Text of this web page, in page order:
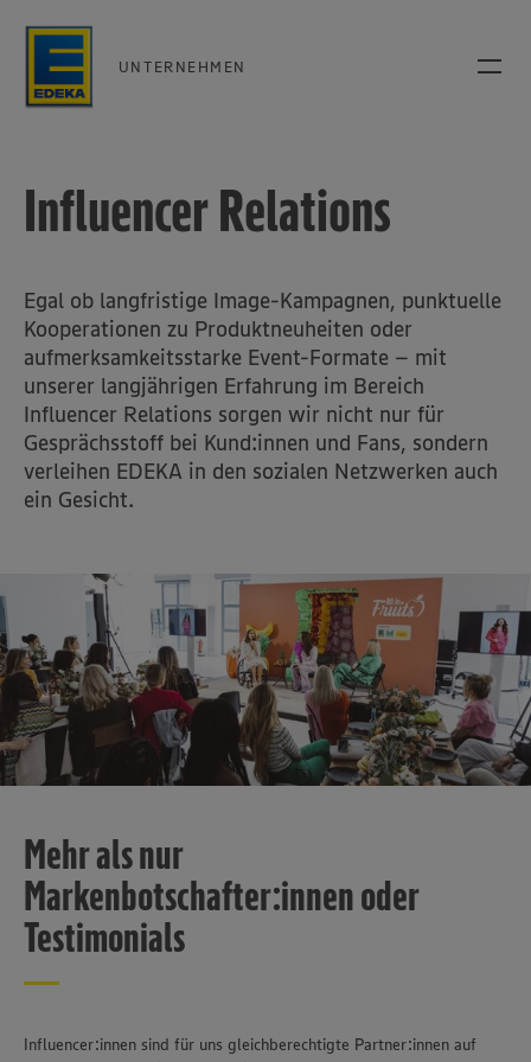
UNTERNEHMEN
Influencer Relations
Egal ob langfristige Image-Kampagnen, punktuelle
Kooperationen zu Produktneuheiten oder
aufmerksamkeitsstarke Event-Formate – mit
unserer langjährigen Erfahrung im Bereich
Influencer Relations sorgen wir nicht nur für
Gesprächsstoff bei Kund:innen und Fans, sondern
verleihen EDEKA in den sozialen Netzwerken auch
ein Gesicht.
Mehr als nur
Markenbotschafter:innen oder
Testimonials
Influencer:innen sind für uns gleichberechtigte Partner:innen auf